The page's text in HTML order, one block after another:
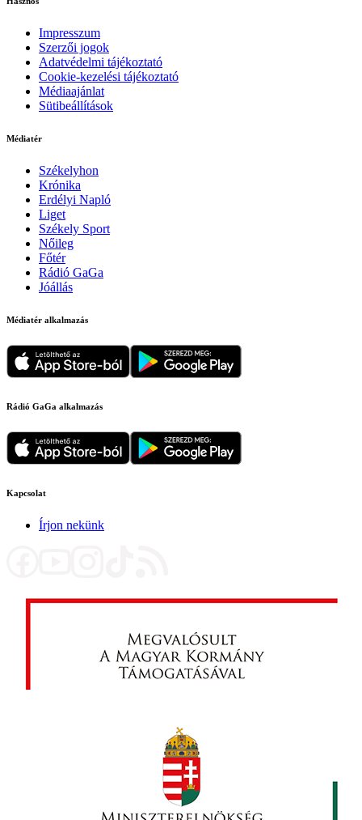
Impresszum
Szerzői jogok
Adatvédelmi tájékoztató
Cookie-kezelési tájékoztató
Médiaajánlat
Sütibeállítások
Médiatér
Székelyhon
Krónika
Erdélyi Napló
Liget
Székely Sport
Nőileg
Főtér
Rádió GaGa
Jóállás
Médiatér alkalmazás
Rádió GaGa alkalmazás
Kapcsolat
Írjon nekünk